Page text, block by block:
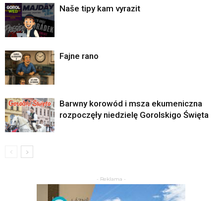
Naše tipy kam vyrazit
Fajne rano
Barwny korowód i msza ekumeniczna
rozpoczęły niedzielę Gorolskigo Święta
- Reklama -